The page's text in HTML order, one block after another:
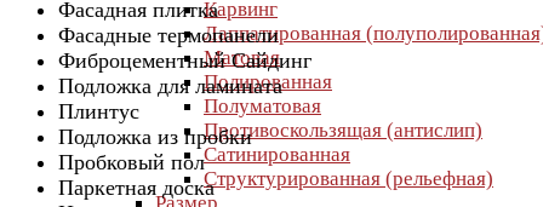
Карвинг
Лаппатированная
Матовая
Полированная
Полуматовая
Противоскользящая (антислип)
Сатинированная
Структурированная (рельефная)
Фасадная плитка
Фасадные термопанели
Фиброцементный Сайдинг
Подложка для ламината
Плинтус
Подложка из пробки
Пробковый пол
Паркетная доска